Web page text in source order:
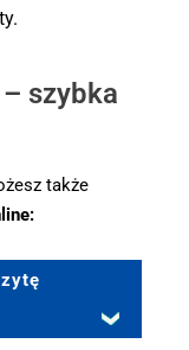
szybka
także